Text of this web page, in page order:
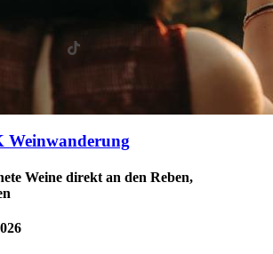
Weine direkt an den Reben,